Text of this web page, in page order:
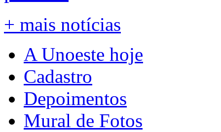
+ mais notícias
A Unoeste hoje
Cadastro
Depoimentos
Mural de Fotos